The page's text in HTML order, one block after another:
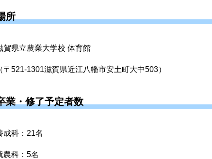
所
賀県立農業大学校 体育館
（〒521-1301滋賀県近江八幡市安土町大中503）
業・修了予定者数
成科：21名
農科：5名